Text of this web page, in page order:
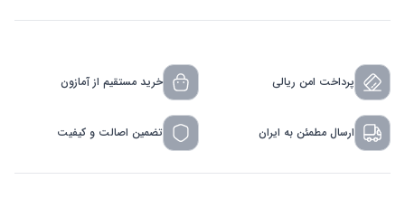
پرداخت امن ریالی خرید مستقیم از آمازون
ارسال مطمئن به ایران تضمین اصالت و کیفیت